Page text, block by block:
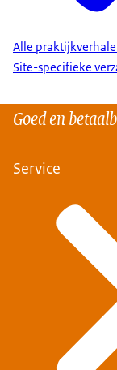
Alle
Site-specifieke
Goed en
Service